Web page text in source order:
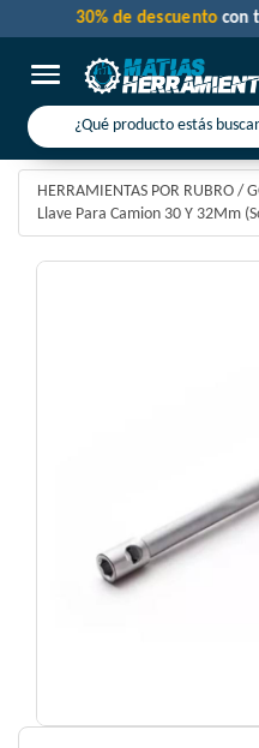
Toggle navigation
30% de descuento
HERRAMIENTAS POR RUBRO /
Llave Para Camion 30 Y 32Mm